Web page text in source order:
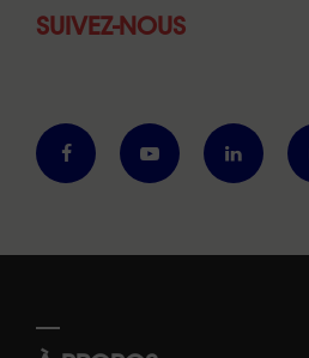
SUIVEZ-NOUS